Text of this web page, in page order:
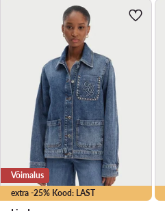
extra -25% Kood: LAST
Võimalus